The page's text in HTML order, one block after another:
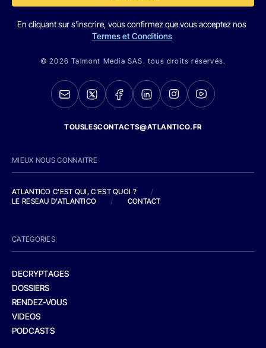
En cliquant sur s'inscrire, vous confirmez que vous acceptez nos
Termes et Conditions
© 2026 Talmont Media SAS. tous droits réservés.
TOUSLESCONTACTS@ATLANTICO.FR
MIEUX NOUS CONNAITRE
ATLANTICO C'EST QUI, C'EST QUOI ?
/
LE RESEAU D'ATLANTICO
/ CONTACT
CATEGORIES
DECRYPTAGES
DOSSIERS
RENDEZ-VOUS
VIDEOS
PODCASTS